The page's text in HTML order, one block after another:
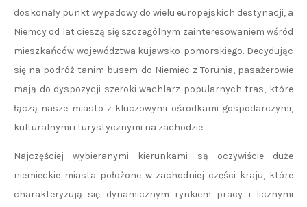
doskonały punkt wypadowy do wielu europejskich destynacji, a
Niemcy od lat cieszą się szczególnym zainteresowaniem wśród
mieszkańców województwa kujawsko-pomorskiego. Decydując
się na podróż tanim busem do Niemiec z Torunia, pasażerowie
mają do dyspozycji szeroki wachlarz popularnych tras, które
łączą nasze miasto z kluczowymi ośrodkami gospodarczymi,
kulturalnymi i turystycznymi na zachodzie.
Najczęściej wybieranymi kierunkami są oczywiście duże
niemieckie miasta położone w zachodniej części kraju, które
charakteryzują się dynamicznym rynkiem pracy i licznymi